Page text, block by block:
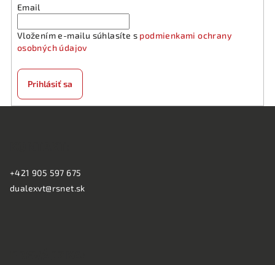
Email
Vložením e-mailu súhlasíte s podmienkami ochrany
osobných údajov
Prihlásiť sa
+421 905 597 675
dualexvt@rsnet.sk